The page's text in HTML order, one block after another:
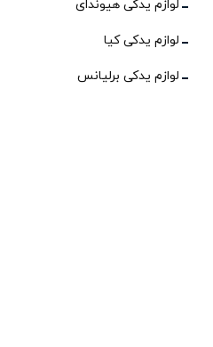
لوازم یدکی هیوندای
لوازم یدکی کیا
لوازم یدکی برلیانس